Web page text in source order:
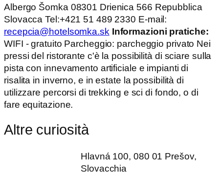
Albergo Šomka 08301 Drienica 566 Repubblica
Slovacca Tel:+421 51 489 2330 E-mail:
recepcia@hotelsomka.sk Informazioni pratiche:
WIFI - gratuito Parcheggio: parcheggio privato Nei
pressi del ristorante c'è la possibilità di sciare sulla
pista con innevamento artificiale e impianti di
risalita in inverno, e in estate la possibilità di
utilizzare percorsi di trekking e sci di fondo, o di
fare equitazione.
Altre curiosità
Hlavná 100, 080 01 Prešov,
Slovacchia